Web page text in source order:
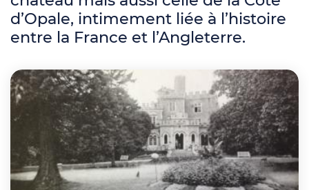
d’Opale, intimement liée à l’histoire
entre la France et l’Angleterre.